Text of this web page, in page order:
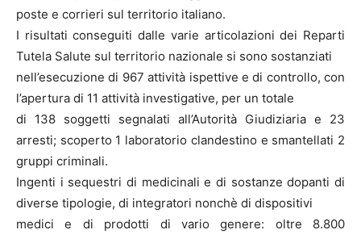
poste e corrieri sul territorio italiano.
I risultati conseguiti dalle varie articolazioni dei Reparti
Tutela Salute sul territorio nazionale si sono sostanziati
nell’esecuzione di 967 attività ispettive e di controllo, con
l’apertura di 11 attività investigative, per un totale
di 138 soggetti segnalati all’Autorità Giudiziaria e 23
arresti; scoperto 1 laboratorio clandestino e smantellati 2
gruppi criminali.
Ingenti i sequestri di medicinali e di sostanze dopanti di
diverse tipologie, di integratori nonchè di dispositivi
medici e di prodotti di vario genere: oltre 8.800